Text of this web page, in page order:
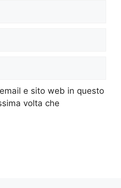
e sito web in questo
volta che